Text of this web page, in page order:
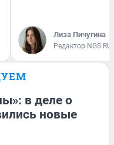
Лиза Пичугина
Редактор NGS.RU
в деле о
новые